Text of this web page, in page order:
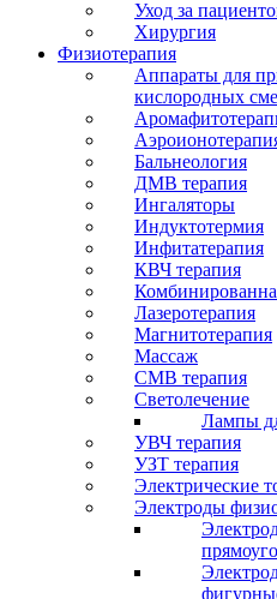
Уход за
Хирургия
Физиотерапия
Аппараты для
кислородных
Бальнеология
ДМВ терапия
Ингаляторы
Индуктотермия
Инфитатерапия
КВЧ терапия
Лазеротерапия
Магнитотерапия
Массаж
СМВ терапия
Светолечение
Лампы
УВЧ терапия
УЗТ терапия
Электрические
Электроды